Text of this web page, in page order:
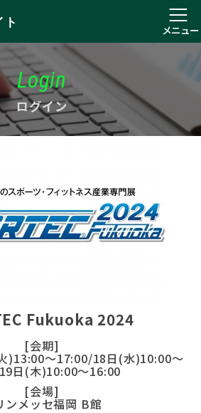
ト
メニュー
Login
ログイン
Fukuoka 2024
[会期]
)13:00～17:00/18日(水)10:00～
日(木)10:00～16:00
[会場]
ンメッセ福岡 B館